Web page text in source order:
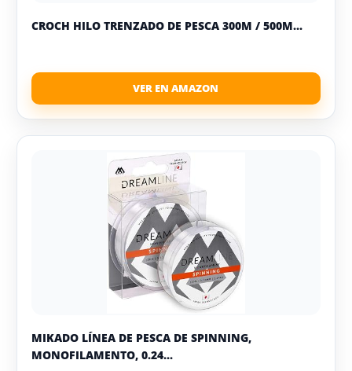
CROCH HILO TRENZADO DE PESCA 300M / 500M...
MIKADO LÍNEA DE PESCA DE SPINNING,
MONOFILAMENTO, 0.24...